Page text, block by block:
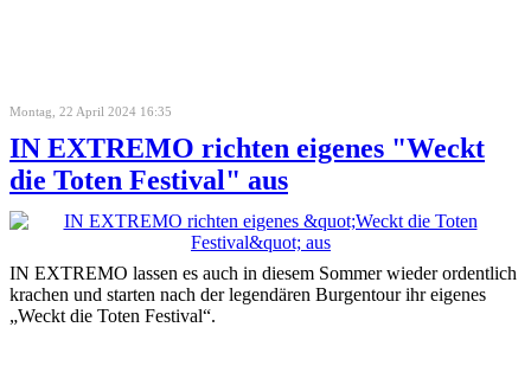
Montag, 22 April 2024 16:35
IN EXTREMO richten eigenes "Weckt
die Toten Festival" aus
IN EXTREMO lassen es auch in diesem Sommer wieder ordentlich
krachen und starten nach der legendären Burgentour ihr eigenes
„Weckt die Toten Festival“.